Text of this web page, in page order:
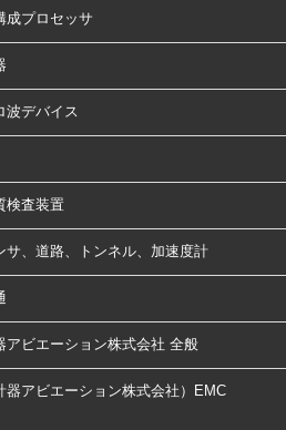
成プロセッサ
波デバイス
検査装置
サ、道路、トンネル、加速度計
アビエーション株式会社 全般
器アビエーション株式会社）EMC